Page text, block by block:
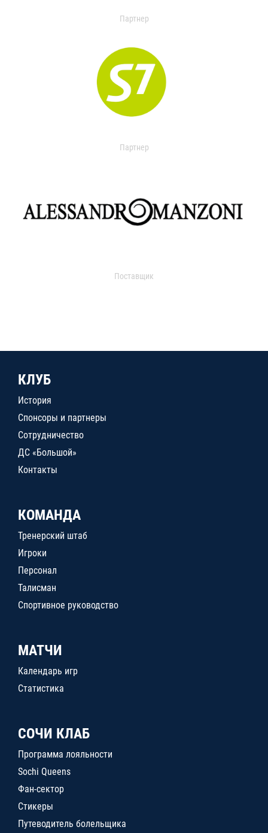
Партнер
Партнер
Поставщик
КЛУБ
История
Спонсоры и партнеры
Сотрудничество
ДС «Большой»
Контакты
КОМАНДА
Тренерский штаб
Игроки
Персонал
Талисман
Спортивное руководство
МАТЧИ
Календарь игр
Статистика
СОЧИ КЛАБ
Программа лояльности
Sochi Queens
Фан-сектор
Стикеры
Путеводитель болельщика